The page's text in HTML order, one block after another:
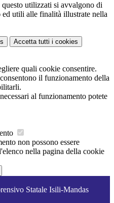
utilizzati si avvalgono di
ed utili alle finalità illustrate nella
Accetta tutti i cookies
quali cookie consentire.
il funzionamento della
al funzionamento potete
non possono essere
nella pagina della cookie
Statale Isili-Mandas